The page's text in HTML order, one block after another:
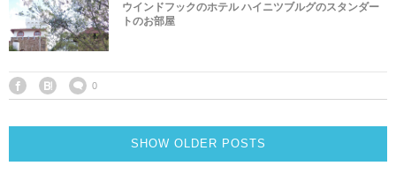
ウインドフックのホテル ハイニツブルグのスタンダー
トのお部屋
0
SHOW OLDER POSTS